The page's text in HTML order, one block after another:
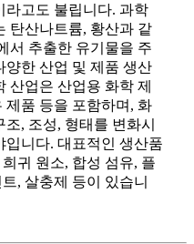
라고도 불립니다. 과학
탄산나트륨, 황산과 같
서 추출한 유기물을 주
양한 산업 및 제품 생산
산업은 산업용 화학 제
제품 등을 포함하며, 화
, 조성, 형태를 변화시
입니다. 대표적인 생산품
귀 원소, 합성 섬유, 플
, 살충제 등이 있습니